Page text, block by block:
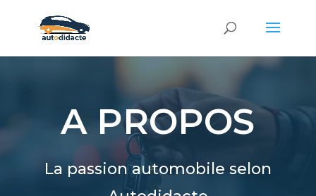
A PROPOS
La passion automobile selon